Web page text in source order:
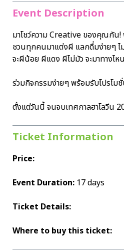
Event Description
มาโชว์ความ Creative ของคุณกัน!
ชวนทุกคนมาแต่งผี แลกดื่มง่ายๆ
จะผีน้อย ผีแดง ผีไม่มัว จะมาทางไ
ร่วมกิจกรรมง่ายๆ พร้อมรับโปรโม
ตั้งแต่วันนี้ จนจบเทศกาลฮาโลวีน
Ticket Information
Price:
Event Duration: 17 days
Ticket Details:
Where to buy this ticket: